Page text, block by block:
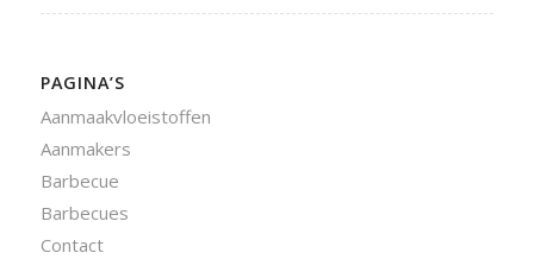
PAGINA’S
Aanmaakvloeistoffen
Aanmakers
Barbecue
Barbecues
Contact